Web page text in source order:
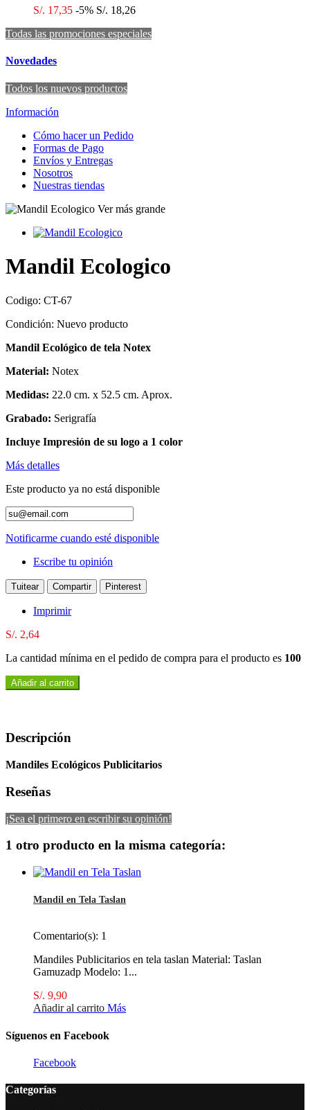
S/. 17,35 -5% S/. 18,26
Todas las promociones especiales
Novedades
Todos los nuevos productos
Información
Cómo hacer un Pedido
Formas de Pago
Envíos y Entregas
Nosotros
Nuestras tiendas
Ver más grande
Mandil Ecologico
Codigo: CT-67
Condición: Nuevo producto
Mandil Ecológico de tela Notex
Material: Notex
Medidas: 22.0 cm. x 52.5 cm. Aprox.
Grabado: Serigrafía
Incluye Impresión de su logo a 1 color
Más detalles
Este producto ya no está disponible
Notificarme cuando esté disponible
Escribe tu opinión
Tuitear Compartir Pinterest
Imprimir
S/. 2,64
La cantidad mínima en el pedido de compra para el producto es 100
Añadir al carrito
Descripción
Mandiles Ecológicos Publicitarios
Reseñas
¡Sea el primero en escribir su opinión!
1 otro producto en la misma categoría:
Mandil en Tela Taslan
Comentario(s): 1
Mandiles Publicitarios en tela taslan Material: Taslan
Gamuzadp Modelo: 1...
S/. 9,90
Añadir al carrito Más
Síguenos en Facebook
Facebook
Categorías